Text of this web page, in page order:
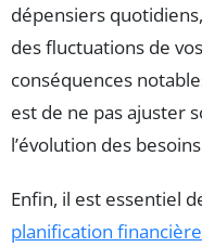
dépensiers
des fluctuations de
conséquences
est de ne pas ajuster
l’évolution des
Enfin, il est essentiel
planification financière